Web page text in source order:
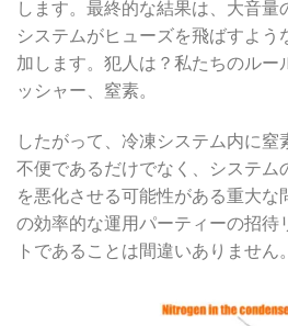
します。最終的な結果は、大音量
システムがヒューズを飛ばすよう
加します。犯人は？私たちのルー
ッシャー、窒素。
したがって、冷凍システム内に窒
不便であるだけでなく、システム
を悪化させる可能性がある重大な
の効率的な運用パーティーの招待
トであることは間違いありません。